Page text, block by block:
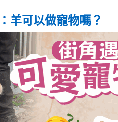
羊可以做寵物嗎？